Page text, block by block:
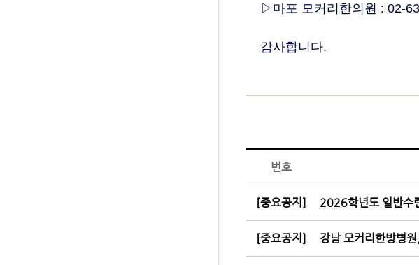
▷마포 모커리한의원 : 02-
감사합니다.
번호
[중요공지] 2026학년도 일반수
[중요공지] 강남 모커리한방병